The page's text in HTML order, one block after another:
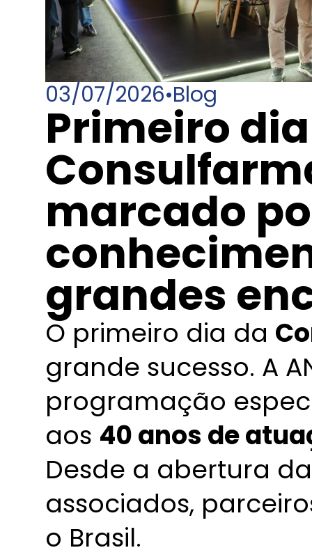
03/07/2026•Blog
Primeiro
marcado
grandes
O primeiro dia da
grande sucesso. A
programação
aos 40 anos de
Desde a abertura
associados,
o Brasil.